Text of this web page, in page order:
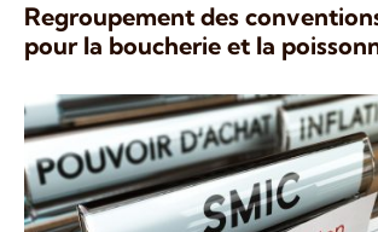
Regroupement des
pour la boucherie et la